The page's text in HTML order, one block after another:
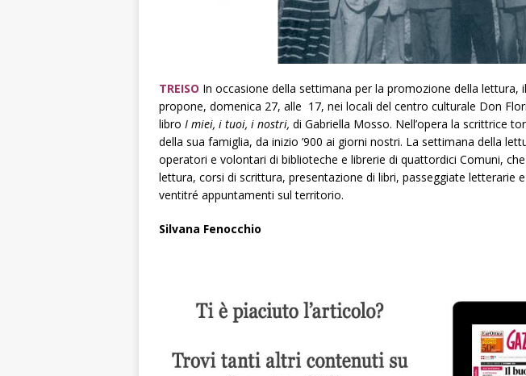
TREISO In occasione della settimana per la promozione della lettura,
propone, domenica 27, alle 17, nei locali del centro culturale Don
libro I miei, i tuoi, i nostri, di Gabriella Mosso. Nell’opera la scrittrice
della sua famiglia, da inizio ’900 ai giorni nostri. La settimana della
operatori e volontari di biblioteche e librerie di quattordici Comuni,
lettura, corsi di scrittura, presentazione di libri, passeggiate letterarie
ventitré appuntamenti sul territorio.
Silvana Fenocchio